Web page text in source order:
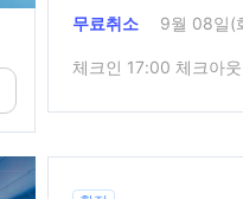
무료취소 9월 08일(
체크인 17:00 체크아